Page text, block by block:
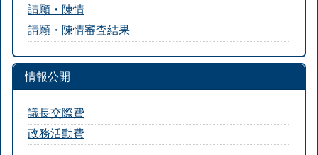
請願・陳情
請願・陳情審査結果
情報公開
議長交際費
政務活動費